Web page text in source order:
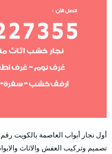
أول نجار أبواب العاصمة بالكويت
تصميم وتركيب العفش والاثاث